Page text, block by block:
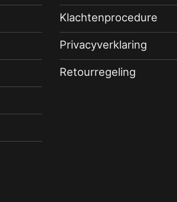
Klachtenprocedure
Privacyverklaring
Retourregeling